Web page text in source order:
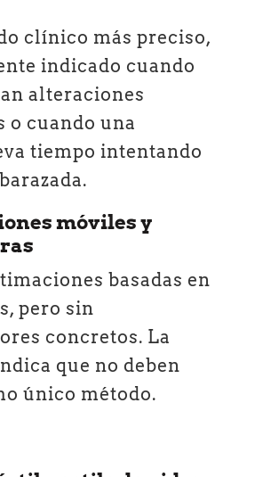
clínico más preciso,
indicado cuando
alteraciones
o cuando una
tiempo intentando
móviles y
basadas en
pero sin
concretos. La
que no deben
único método.